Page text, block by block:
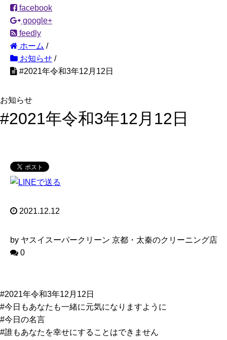
facebook
google+
feedly
ホーム /
お知らせ /
#2021年令和3年12月12日
お知らせ
#2021年令和3年12月12日
2021.12.12
by ヤスイスーパークリーン 京都・太秦のクリーニング店
0
#2021年令和3年12月12日
#今日もあなたも一緒に元気になりますように
#今日の名言
#誰もあなたを幸せにすることはできません